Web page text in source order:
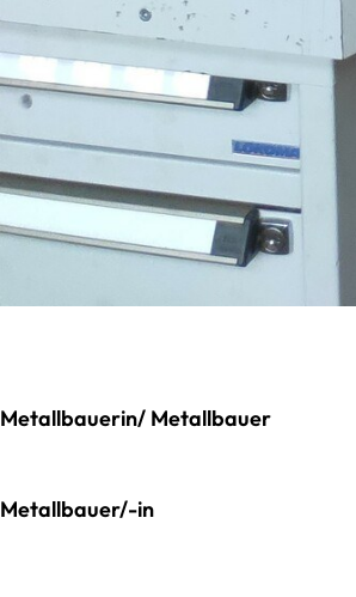
Metallbauerin/ Metallbauer
Metallbauer/-in